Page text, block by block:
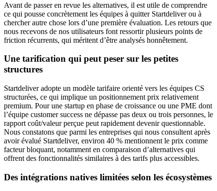
Avant de passer en revue les alternatives, il est utile de comprendre
ce qui pousse concrètement les équipes à quitter Startdeliver ou à
chercher autre chose lors d’une première évaluation. Les retours que
nous recevons de nos utilisateurs font ressortir plusieurs points de
friction récurrents, qui méritent d’être analysés honnêtement.
Une tarification qui peut peser sur les petites
structures
Startdeliver adopte un modèle tarifaire orienté vers les équipes CS
structurées, ce qui implique un positionnement prix relativement
premium. Pour une startup en phase de croissance ou une PME dont
l’équipe customer success ne dépasse pas deux ou trois personnes, le
rapport coût/valeur perçue peut rapidement devenir questionnable.
Nous constatons que parmi les entreprises qui nous consultent après
avoir évalué Startdeliver, environ 40 % mentionnent le prix comme
facteur bloquant, notamment en comparaison d’alternatives qui
offrent des fonctionnalités similaires à des tarifs plus accessibles.
Des intégrations natives limitées selon les écosystèmes